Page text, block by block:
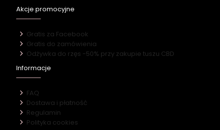
Akcje promocyjne
Gratis za Facebook
Gratis do zamówienia
Odżywka do rzęs -50% przy zakupie tuszu CBD
Informacje
FAQ
Dostawa i płatność
Regulamin
Polityka cookies